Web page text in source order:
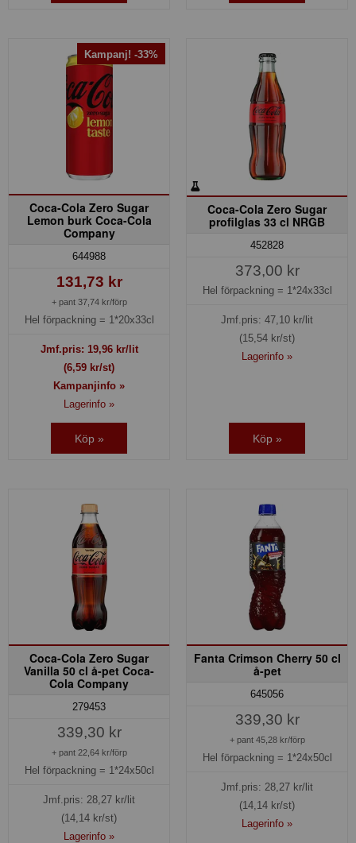
Kampanj! -33%
Coca-Cola Zero Sugar
Lemon burk Coca-Cola
Company
644988
131,73 kr
+ pant 37,74 kr/förp
Hel förpackning = 1*20x33cl
Jmf.pris: 19,96kr/lit
(6,59 kr/st)
Kampanjinfo »
Lagerinfo »
Köp »
Coca-Cola Zero Sugar
profilglas 33 cl NRGB
452828
373,00 kr
Hel förpackning = 1*24x33cl
Jmf.pris: 47,10 kr/lit
(15,54 kr/st)
Lagerinfo »
Köp »
Coca-Cola Zero Sugar
Vanilla 50 cl å-pet Coca-
Cola Company
279453
339,30 kr
+ pant 22,64 kr/förp
Hel förpackning = 1*24x50cl
Jmf.pris: 28,27 kr/lit
(14,14 kr/st)
Lagerinfo »
Fanta Crimson Cherry 50 cl
å-pet
645056
339,30 kr
+ pant 45,28 kr/förp
Hel förpackning = 1*24x50cl
Jmf.pris: 28,27 kr/lit
(14,14 kr/st)
Lagerinfo »